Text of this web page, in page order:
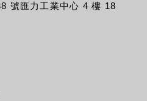
號匯力工業中心 4 樓 18